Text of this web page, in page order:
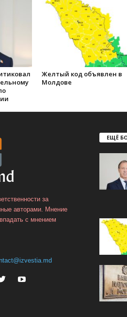
Желтый код объявлен в
Молдове
за
авторами. Мнение
с мнением
ЕЩЁ